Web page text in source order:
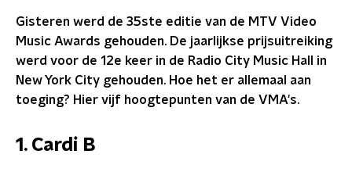
Gisteren werd de 35ste editie van de MTV Video
Music Awards gehouden. De jaarlijkse prijsuitreiking
werd voor de 12e keer in de Radio City Music Hall in
New York City gehouden. Hoe het er allemaal aan
toeging? Hier vijf hoogtepunten van de VMA's.
1. Cardi B